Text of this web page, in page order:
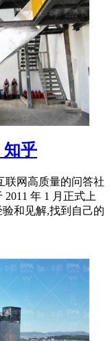
知乎
联网高质量的问答社
年 1 月正式上
和见解,找到自己的